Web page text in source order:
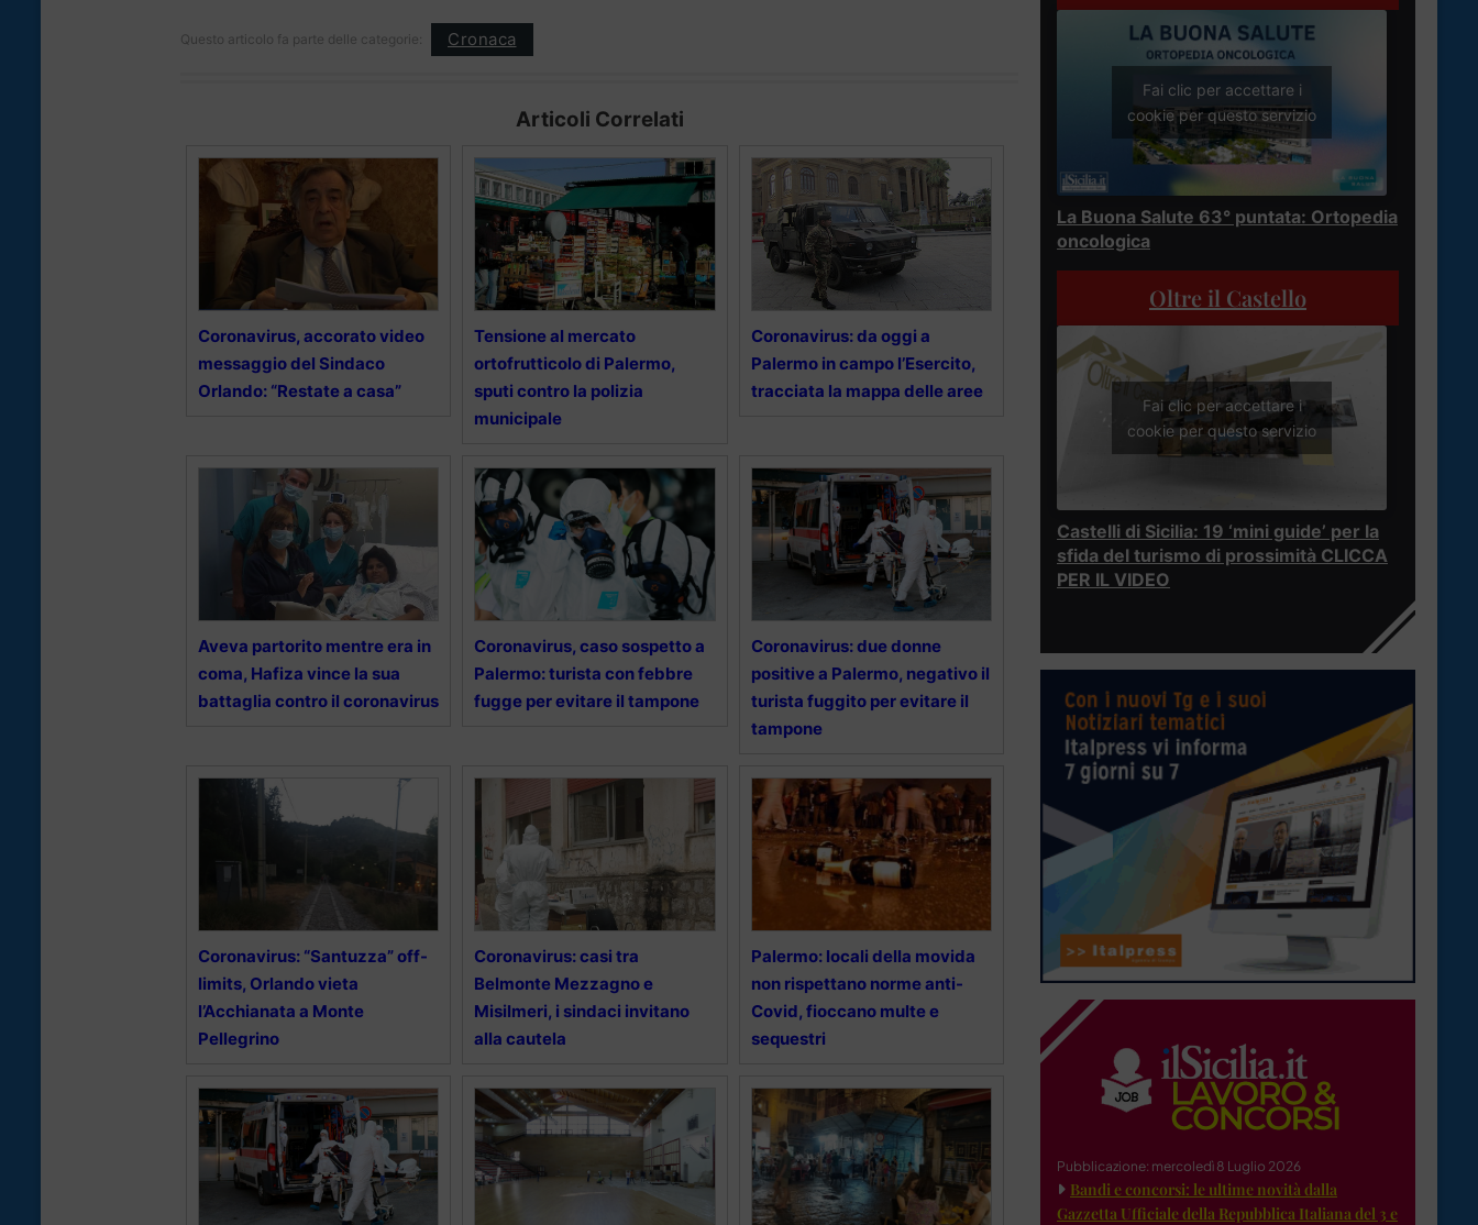
Questo articolo fa parte delle categorie: Cronaca
Articoli Correlati
Coronavirus, accorato video
messaggio del Sindaco
Orlando: “Restate a casa”
Tensione al mercato
ortofrutticolo di Palermo,
sputi contro la polizia
municipale
Coronavirus: da oggi a
Palermo in campo l’Esercito,
tracciata la mappa delle aree
Aveva partorito mentre era in
coma, Hafiza vince la sua
battaglia contro il coronavirus
Coronavirus, caso sospetto a
Palermo: turista con febbre
fugge per evitare il tampone
Coronavirus: due donne
positive a Palermo, negativo il
turista fuggito per evitare il
tampone
Coronavirus: “Santuzza” off-
limits, Orlando vieta
l’Acchianata a Monte
Pellegrino
Coronavirus: casi tra
Belmonte Mezzagno e
Misilmeri, i sindaci invitano
alla cautela
Palermo: locali della movida
non rispettano norme anti-
Covid, fioccano multe e
sequestri
Fai clic per accettare i
cookie per questo servizio
La Buona Salute 63° puntata: Ortopedia
oncologica
Oltre il Castello
Fai clic per accettare i
cookie per questo servizio
Castelli di Sicilia: 19 ‘mini guide’ per la
sfida del turismo di prossimità CLICCA
PER IL VIDEO
Pubblicazione: mercoledì 8 Luglio 2026
Bandi e concorsi: le ultime novità dalla
Gazzetta Ufficiale della Repubblica Italiana del 3 e